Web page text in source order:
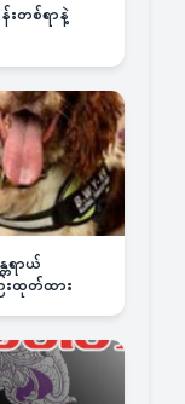
တစ်ရာနဲ့
ရာယ်
းထုတ်ထား